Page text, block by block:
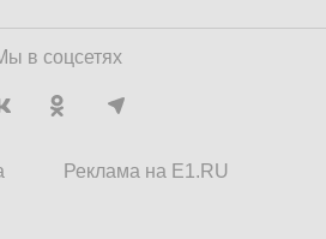
в соцсетях
Реклама на E1.RU